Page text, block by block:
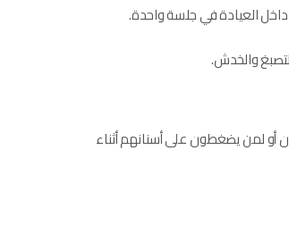
العيادة في جلسة واحدة.
والخدش.
أو لمن يضغطون على أسنانهم أثناء